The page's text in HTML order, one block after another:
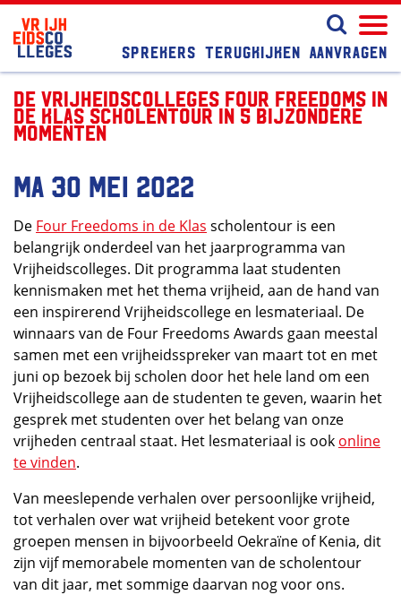
Sprekers Terugkijken Aanvragen
De Vrijheidscolleges Four Freedoms in
de Klas scholentour in 5 bijzondere
momenten
ma 30 mei 2022
De Four Freedoms in de Klas scholentour is een
belangrijk onderdeel van het jaarprogramma van
Vrijheidscolleges. Dit programma laat studenten
kennismaken met het thema vrijheid, aan de hand van
een inspirerend Vrijheidscollege en lesmateriaal. De
winnaars van de Four Freedoms Awards gaan meestal
samen met een vrijheidsspreker van maart tot en met
juni op bezoek bij scholen door het hele land om een
Vrijheidscollege aan de studenten te geven, waarin het
gesprek met studenten over het belang van onze
vrijheden centraal staat. Het lesmateriaal is ook online
te vinden.
Van meeslepende verhalen over persoonlijke vrijheid,
tot verhalen over wat vrijheid betekent voor grote
groepen mensen in bijvoorbeeld Oekraïne of Kenia, dit
zijn vijf memorabele momenten van de scholentour
van dit jaar, met sommige daarvan nog voor ons.